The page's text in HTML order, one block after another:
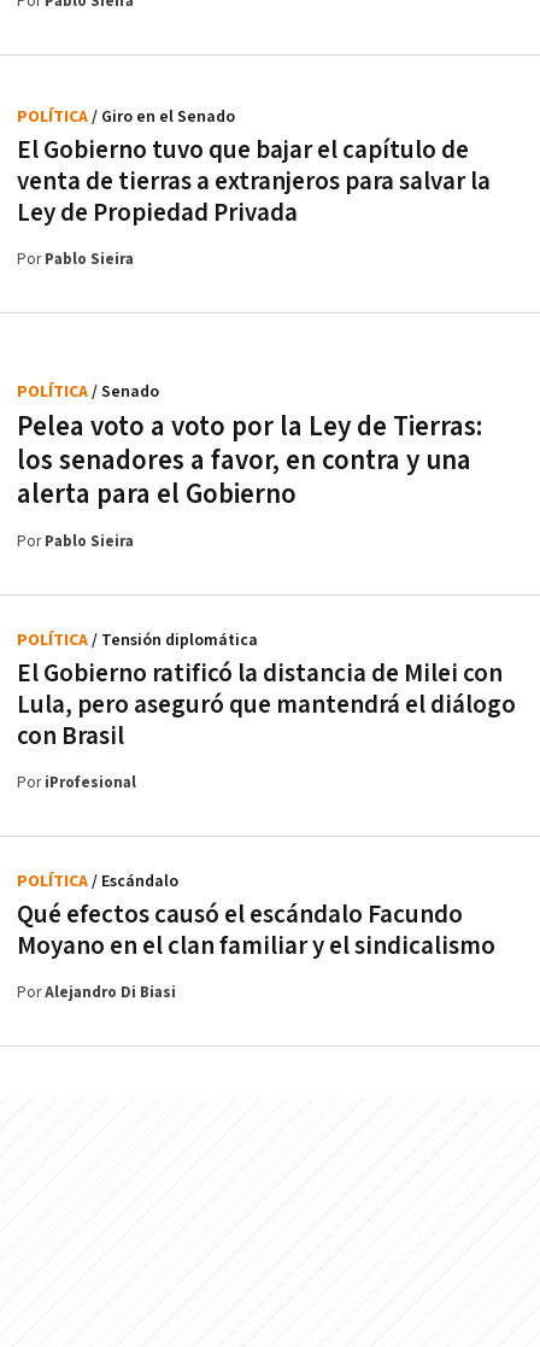
El Gobierno tuvo que bajar el capítulo de
venta de tierras a extranjeros para salvar la
Ley de Propiedad Privada
POLÍTICA/ Giro en el Senado
PorPablo Sieira
Pelea voto a voto por la Ley de Tierras:
los senadores a favor, en contra y una
alerta para el Gobierno
POLÍTICA/ Senado
PorPablo Sieira
El Gobierno ratificó la distancia de Milei con
Lula, pero aseguró que mantendrá el diálogo
con Brasil
POLÍTICA/ Tensión diplomática
PoriProfesional
Qué efectos causó el escándalo Facundo
Moyano en el clan familiar y el sindicalismo
POLÍTICA/ Escándalo
PorAlejandro Di Biasi